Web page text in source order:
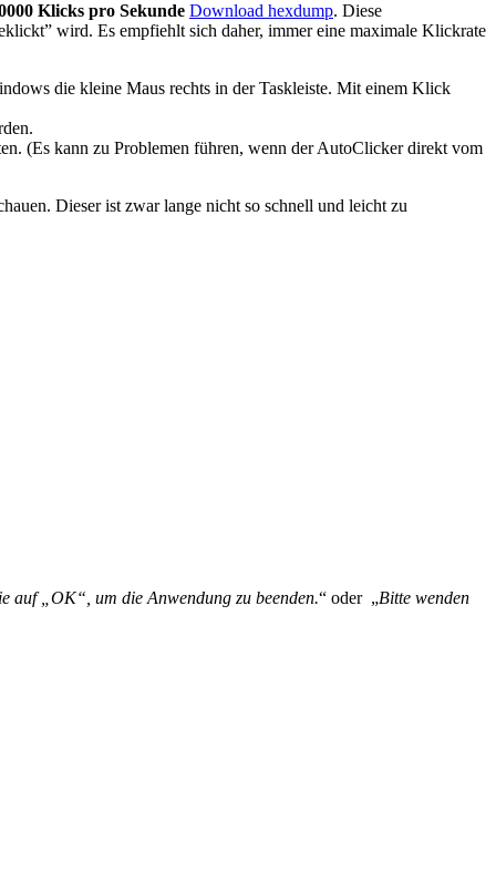
Klicks pro Sekunde Download hexdump. Diese
wird. Es empfiehlt sich daher, immer eine maximale Klickrate
die kleine Maus rechts in der Taskleiste. Mit einem Klick
(Es kann zu Problemen führen, wenn der AutoClicker direkt vom
Dieser ist zwar lange nicht so schnell und leicht zu
auf „OK“, um die Anwendung zu beenden.“ oder „Bitte wenden